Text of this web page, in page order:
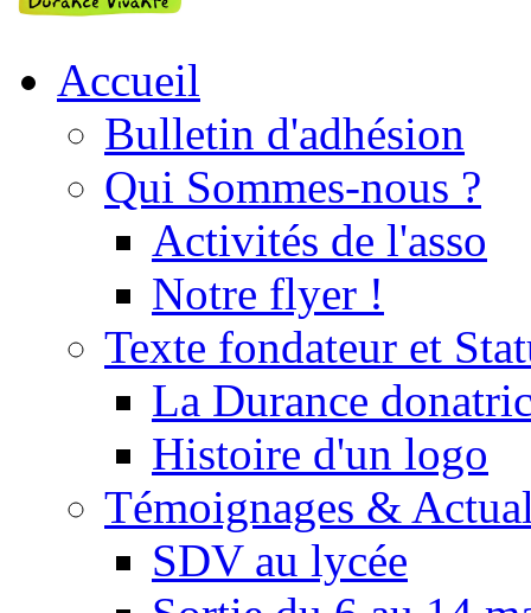
Accueil
Bulletin d'adhésion
Qui Sommes-nous ?
Activités de l'asso
Notre flyer !
Texte fondateur et
La Durance
Histoire d'un logo
Témoignages &
SDV au lycée